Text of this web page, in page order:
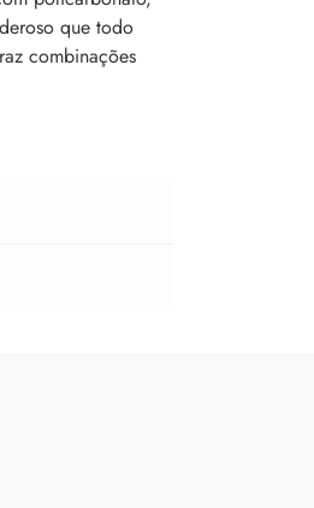
que todo
combinações